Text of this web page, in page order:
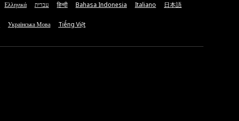
Ελληνικά עברית हिन्दी Bahasa Indonesia Italiano 日本語
Українська Мова Tiếng Việt